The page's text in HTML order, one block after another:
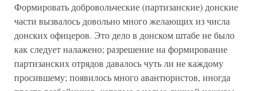
Формировать добровольческие (партизанские) донские
части вызвалось довольно много желающих из числа
донских офицеров. Это дело в донском штабе не было
как следует налажено; разрешение на формирование
партизанских отрядов давалось чуть ли не каждому
просившему; появилось много авантюристов, иногда